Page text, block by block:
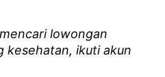
lowongan
kesehatan, ikuti akun